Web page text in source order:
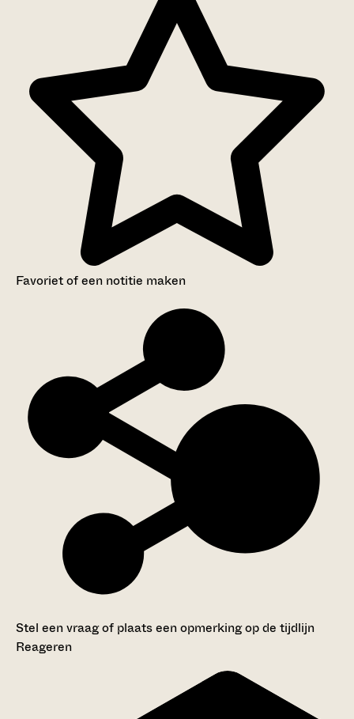
Favoriet of een notitie maken
Stel een vraag of plaats een opmerking op de tijdlijn
Reageren